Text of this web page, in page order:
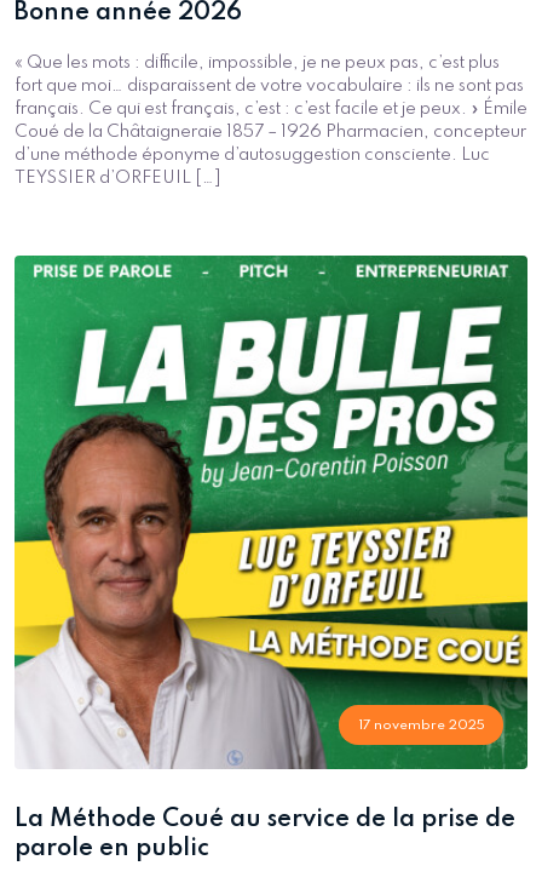
Bonne année 2026
« Que les mots : difficile, impossible, je ne peux pas, c’est plus
fort que moi… disparaissent de votre vocabulaire : ils ne sont pas
français. Ce qui est français, c’est : c’est facile et je peux. » Émile
Coué de la Châtaigneraie 1857 – 1926 Pharmacien, concepteur
d’une méthode éponyme d’autosuggestion consciente. Luc
TEYSSIER d’ORFEUIL […]
17 novembre 2025
La Méthode Coué au service de la prise de
parole en public